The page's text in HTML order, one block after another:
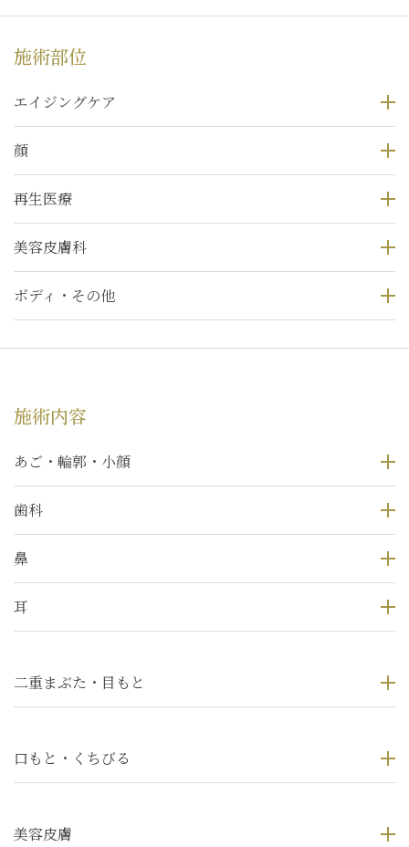
施術部位
エイジングケア
顔
再生医療
美容皮膚科
ボディ・その他
施術内容
あご・輪郭・小顔
歯科
鼻
耳
二重まぶた・目もと
口もと・くちびる
美容皮膚